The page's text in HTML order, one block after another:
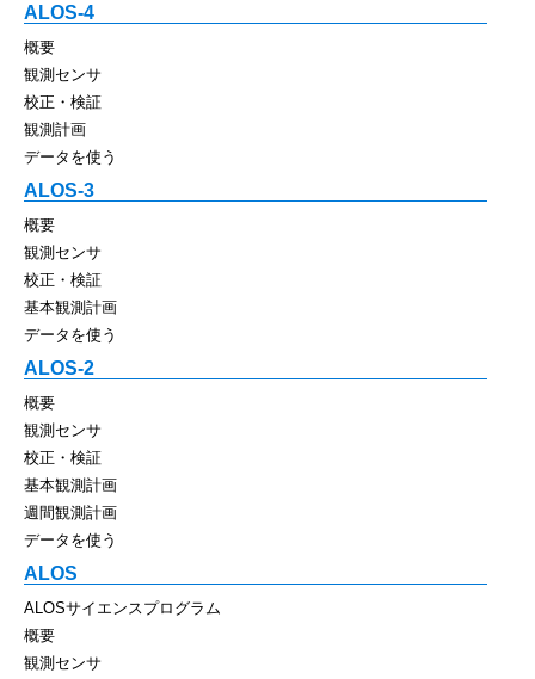
ALOS-4
概要
観測センサ
校正・検証
観測計画
データを使う
ALOS-3
概要
観測センサ
校正・検証
基本観測計画
データを使う
ALOS-2
概要
観測センサ
校正・検証
基本観測計画
週間観測計画
データを使う
ALOS
ALOSサイエンスプログラム
概要
観測センサ